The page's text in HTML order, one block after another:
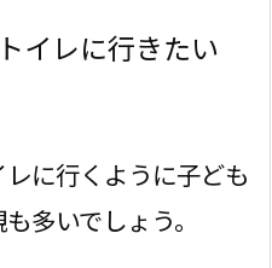
イレに行きたい
に行くように子ども
多いでしょう。